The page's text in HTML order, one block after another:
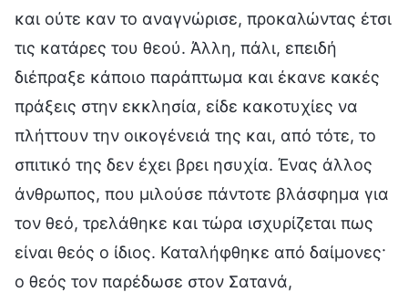
και ούτε καν το αναγνώρισε, προκαλώντας έτσι
τις κατάρες του θεού. Άλλη, πάλι, επειδή
διέπραξε κάποιο παράπτωμα και έκανε κακές
πράξεις στην εκκλησία, είδε κακοτυχίες να
πλήττουν την οικογένειά της και, από τότε, το
σπιτικό της δεν έχει βρει ησυχία. Ένας άλλος
άνθρωπος, που μιλούσε πάντοτε βλάσφημα για
τον θεό, τρελάθηκε και τώρα ισχυρίζεται πως
είναι θεός ο ίδιος. Καταλήφθηκε από δαίμονες·
ο θεός τον παρέδωσε στον Σατανά,